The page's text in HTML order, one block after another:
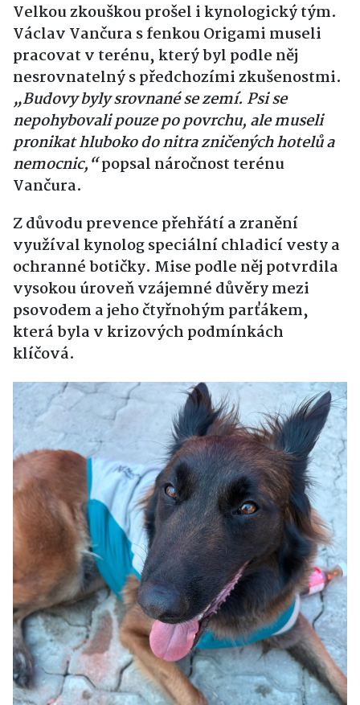
Velkou zkouškou prošel i kynologický tým.
Václav Vančura s fenkou Origami museli
pracovat v terénu, který byl podle něj
nesrovnatelný s předchozími zkušenostmi.
„Budovy byly srovnané se zemí. Psi se
nepohybovali pouze po povrchu, ale museli
pronikat hluboko do nitra zničených hotelů a
nemocnic,“popsal náročnost terénu
Vančura.
Z důvodu prevence přehřátí a zranění
využíval kynolog speciální chladicí vesty a
ochranné botičky. Mise podle něj potvrdila
vysokou úroveň vzájemné důvěry mezi
psovodem a jeho čtyřnohým parťákem,
která byla v krizových podmínkách
klíčová.